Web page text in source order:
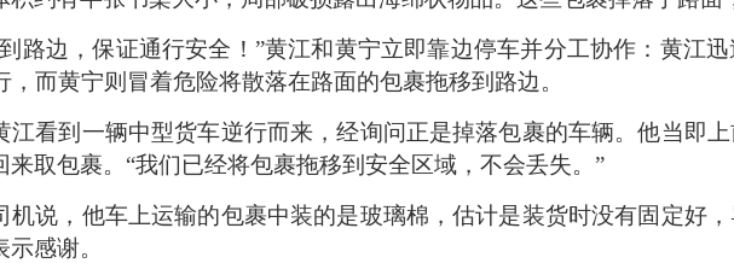
路边，保证通行安全！”黄江和黄宁立即靠边停车并分工协作：黄江
，而黄宁则冒着危险将散落在路面的包裹拖移到路边。
江看到一辆中型货车逆行而来，经询问正是掉落包裹的车辆。他当即
来取包裹。“我们已经将包裹拖移到安全区域，不会丢失。”
机说，他车上运输的包裹中装的是玻璃棉，估计是装货时没有固定好
感谢。